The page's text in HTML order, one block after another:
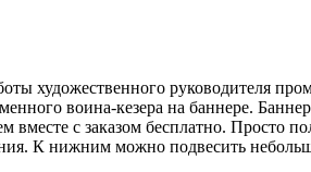
художественного руководителя
воина-кезера на баннере.
вместе с заказом бесплатно. Просто
К нижним можно подвесить